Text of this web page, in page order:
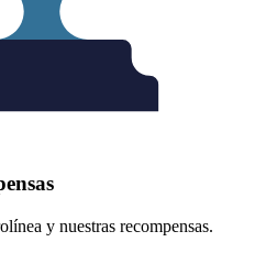
y nuestras recompensas.